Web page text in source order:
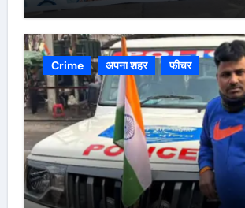
Crime अपना शहर फीचर